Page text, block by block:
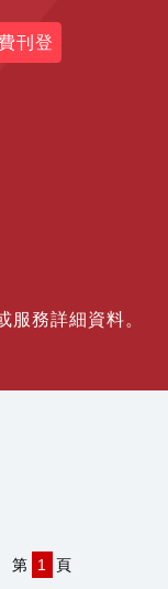
刊登
務詳細資料。
第 1 頁